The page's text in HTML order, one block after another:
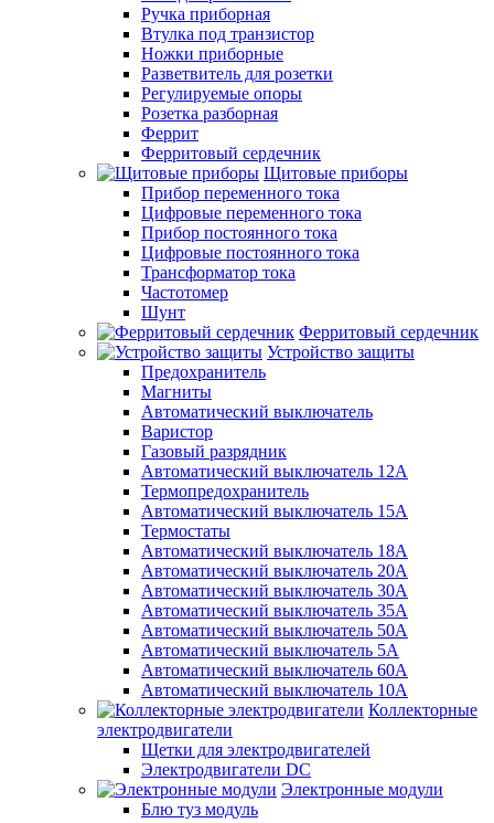
Ручка приборная
Втулка под транзистор
Ножки приборные
Разветвитель для розетки
Регулируемые опоры
Розетка разборная
Феррит
Ферритовый сердечник
Щитовые приборы
Прибор переменного тока
Цифровые переменного тока
Прибор постоянного тока
Цифровые постоянного тока
Трансформатор тока
Частотомер
Шунт
Ферритовый сердечник
Устройство защиты
Предохранитель
Магниты
Автоматический выключатель
Варистор
Газовый разрядник
Автоматический выключатель 12А
Термопредохранитель
Автоматический выключатель 15А
Термостаты
Автоматический выключатель 18А
Автоматический выключатель 20А
Автоматический выключатель 30А
Автоматический выключатель 35А
Автоматический выключатель 50А
Автоматический выключатель 5А
Автоматический выключатель 60А
Автоматический выключатель 10А
Коллекторные
электродвигатели
Щетки для электродвигателей
Электродвигатели DC
Электронные модули
Блю туз модуль